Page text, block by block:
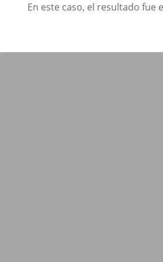
En este caso, el resultado fue